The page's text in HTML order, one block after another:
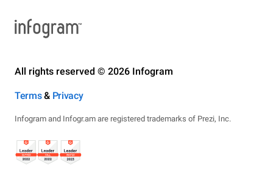
All rights reserved © 2026 Infogram
Terms& Privacy
Infogram and Infogr.am are registered trademarks of Prezi, Inc.